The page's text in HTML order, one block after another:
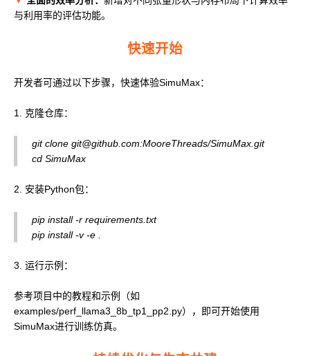
与利用率的评估功能。
快速开始
开发者可通过以下步骤，快速体验SimuMax：
1. 克隆仓库：
git clone git@github.com:MooreThreads/SimuMax.git
cd SimuMax
2. 安装Python包：
pip install -r requirements.txt
pip install -v -e .
3. 运行示例：
参考项目中的教程和示例（如
examples/perf_llama3_8b_tp1_pp2.py），即可开始使用
SimuMax进行训练仿真。